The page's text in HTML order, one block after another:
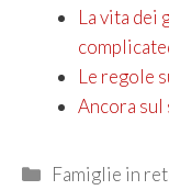
La vita dei
Le regole
Ancora
Categories
Famiglie in